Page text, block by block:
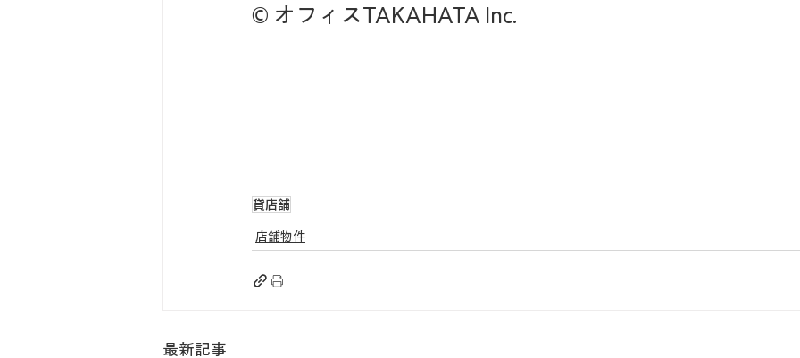
© オフィスTAKAHATA Inc.
貸店舗
店舗物件
最新記事